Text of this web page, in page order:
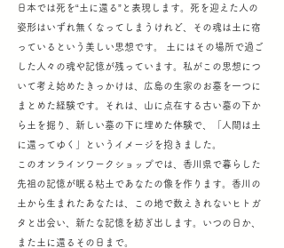
日本では死を“土に還る”と表現します。死を迎えた人の
姿形はいずれ無くなってしまうけれど、その魂は土に宿
っているという美しい思想です。 土にはその場所で過ご
した人々の魂や記憶が残っています。私がこの思想につ
いて考え始めたきっかけは、広島の生家のお墓を一つに
まとめた経験です。それは、山に点在する古い墓の下か
ら土を掘り、新しい墓の下に埋めた体験で、「人間は土
に還ってゆく」というイメージを抱きました。
このオンラインワークショップでは、香川県で暮らした
先祖の記憶が眠る粘土であなたの像を作ります。香川の
土から生まれたあなたは、この地で数えきれないヒトガ
タと出会い、新たな記憶を紡ぎ出します。いつの日か、
また土に還るその日まで。